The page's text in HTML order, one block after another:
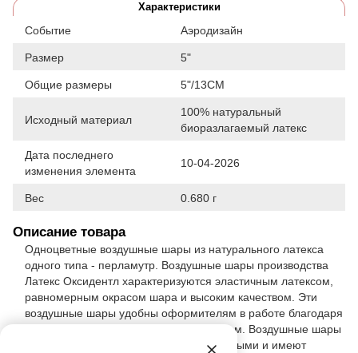
Характеристики
Событие Аэродизайн
Размер 5"
Общие размеры 5"/13СМ
Исходный материал
100% натуральный
биоразлагаемый латекс
Дата последнего
изменения элемента
10-04-2026
Вес 0.680 г
Описание товара
Одноцветные воздушные шары из натурального латекса
одного типа - перламутр. Воздушные шары производства
Латекс Оксидентл характеризуются эластичным латексом,
равномерным окрасом шара и высоким качеством. Эти
воздушные шары удобны оформителям в работе благодаря
хвостику, который растягивается до 20см. Воздушные шары
типа декоратор являются полупрозрачными и имеют